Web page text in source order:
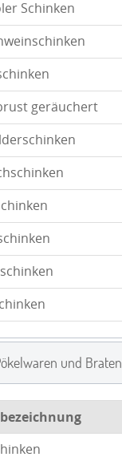
Schinken
geräuchert
und Braten